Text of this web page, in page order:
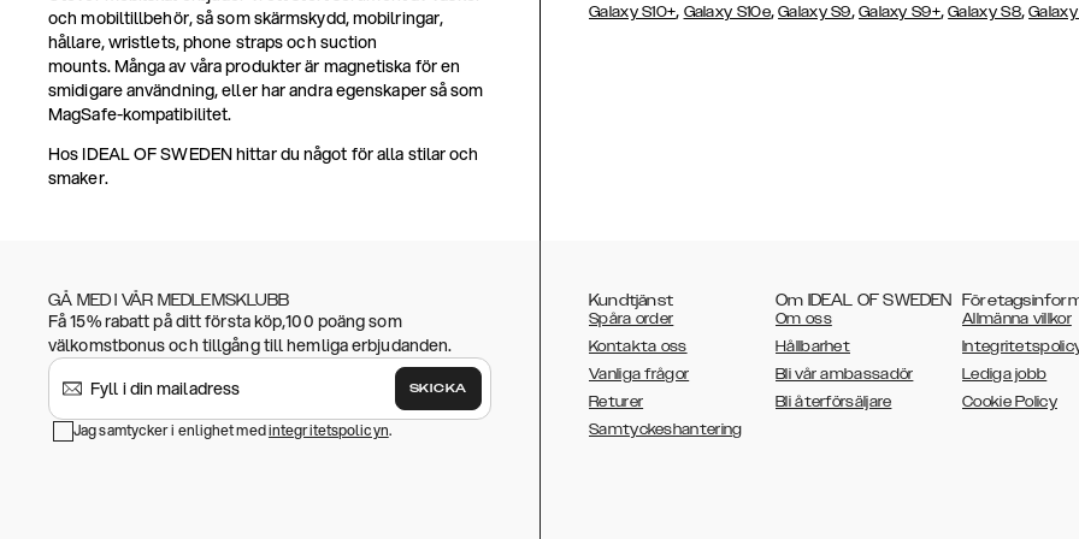
och mobiltillbehör, så som skärmskydd, mobilringar,
hållare, wristlets, phone straps och suction
mounts. Många av våra produkter är magnetiska för en
smidigare användning, eller har andra egenskaper så som
MagSafe-kompatibilitet.
Hos IDEAL OF SWEDEN hittar du något för alla stilar och
smaker.
Galaxy S10+, Galaxy S10e,Galaxy S9, Galaxy S9+,Galaxy S8,
GÅ MED I VÅR MEDLEMSKLUBB
Få 15% rabatt på ditt första köp,100 poäng som
välkomstbonus och tillgång till hemliga erbjudanden.
SKICKA
Jag samtycker i enlighet medintegritetspolicyn.
Kundtjänst
Spåra order
Kontakta oss
Vanliga frågor
Returer
Samtyckeshantering
Om IDEAL OF SWEDEN
Om oss
Hållbarhet
Bli vår ambassadör
Bli återförsäljare
Allmänna villkor
Lediga jobb
Cookie Policy
AUSTRALIA